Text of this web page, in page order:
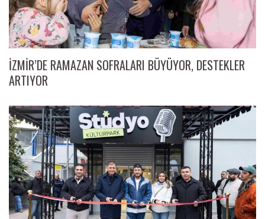
İZMİR’DE RAMAZAN SOFRALARI BÜYÜYOR, DESTEKLER
ARTIYOR